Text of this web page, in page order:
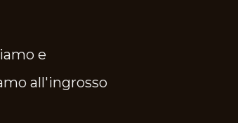
e
all'ingrosso